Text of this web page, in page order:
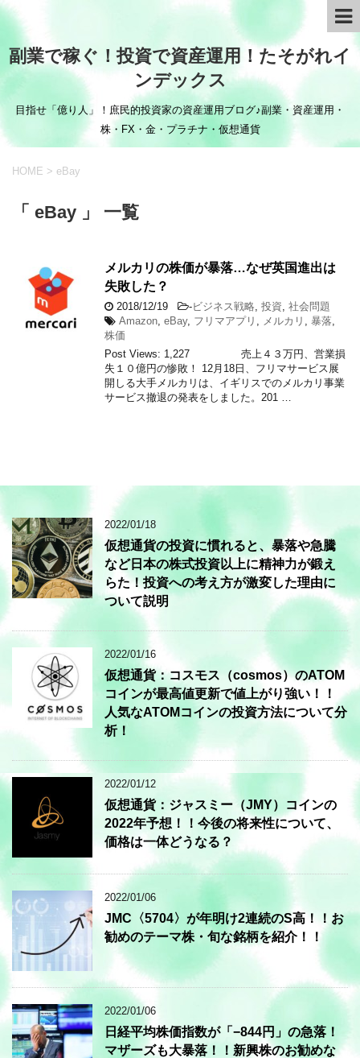
副業で稼ぐ！投資で資産運用！たそがれイ
ンデックス
目指せ「億り人」！庶民的投資家の資産運用ブログ♪副業・資産運用・
株・FX・金・プラチナ・仮想通貨
HOME > eBay
「 eBay 」 一覧
メルカリの株価が暴落…なぜ英国進出は
失敗した？
2018/12/19 -ビジネス戦略 投資 社会問題
Amazon eBay, フリマアプリ メルカリ 暴落
株価
Post Views: 1,227 売上４３万円、営業損
失１０億円の惨敗！ 12月18日、フリマサービス展
開しる大手メルカリは、イギリスでのメルカリ事業
サービス撤退の発表をしました。201 …
2022/01/18
仮想通貨の投資に慣れると、暴落や急騰
など日本の株式投資以上に精神力が鍛え
らた！投資への考え方が激変した理由に
ついて説明
2022/01/16
仮想通貨：コスモス（cosmos）のATOM
コインが最高値更新で値上がり強い！！
人気なATOMコインの投資方法について分
析！
2022/01/12
仮想通貨：ジャスミー（JMY）コインの
2022年予想！！今後の将来性について、
価格は一体どうなる？
2022/01/06
JMC〈5704〉が年明け2連続のS高！！お
勧めのテーマ株・旬な銘柄を紹介！！
2022/01/06
日経平均株価指数が「−844円」の急落！
マザーズも大暴落！！新興株のお勧めな